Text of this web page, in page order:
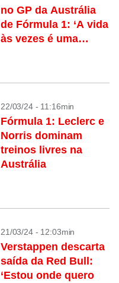
no GP da Austrália
de Fórmula 1: ‘A vida
às vezes é uma
22/03/24 - 11:16min
Fórmula 1: Leclerc e
Norris dominam
treinos livres na
Austrália
21/03/24 - 12:03min
Verstappen descarta
saída da Red Bull:
‘Estou onde quero